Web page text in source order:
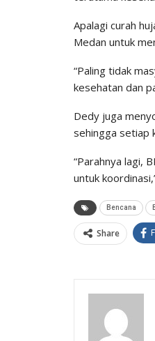
Apalagi curah
Medan untuk
“Paling tidak
kesehatan dan
Dedy juga
sehingga setiap
“Parahnya lagi,
untuk
Bencana
Share